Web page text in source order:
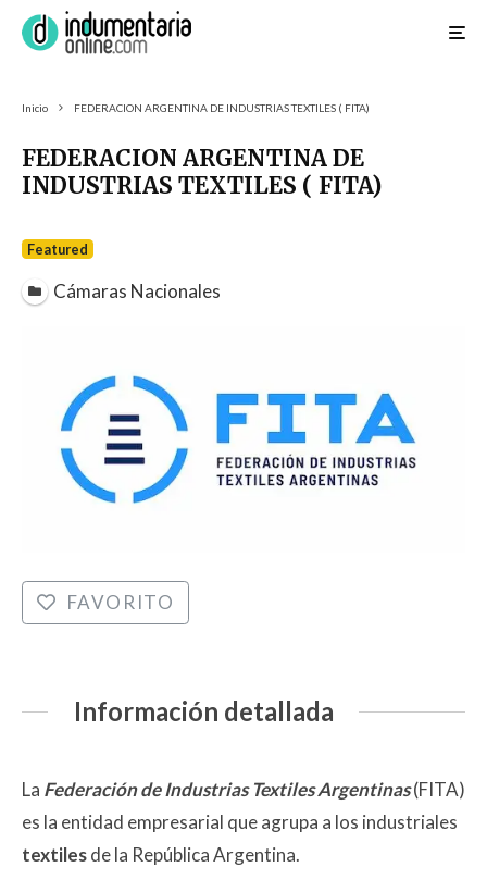
Inicio FEDERACION ARGENTINA DE INDUSTRIAS TEXTILES ( FITA)
FEDERACION ARGENTINA DE
INDUSTRIAS TEXTILES ( FITA)
Featured
Cámaras Nacionales
FAVORITO
Información detallada
La Federación de Industrias Textiles Argentinas(FITA)
es la entidad empresarial que agrupa a los industriales
textilesde la República Argentina.